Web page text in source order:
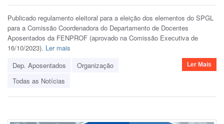
Publicado regulamento eleitoral para a eleição dos elementos do SPGL
para a Comissão Coordenadora do Departamento de Docentes
Aposentados da FENPROF (aprovado na Comissão Executiva de
16/10/2023). Ler mais
Dep. Aposentados
Organização
Todas as Notícias
Ler Mais